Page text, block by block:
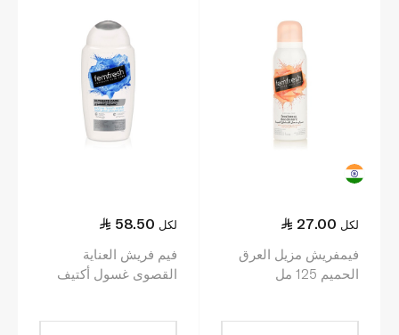
27.00 لكل
فيمفريش مزيل العرق
الحميم 125 مل
58.50 لكل
فيم فريش العناية
القصوى غسول أكتيف